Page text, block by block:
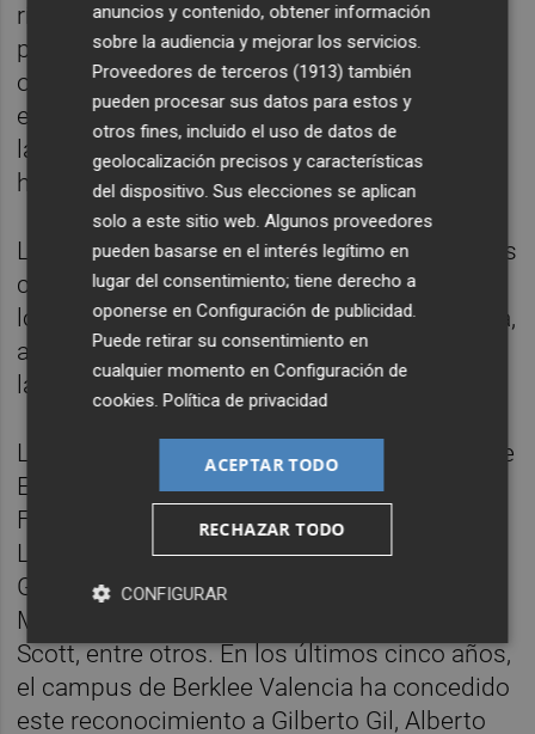
río. No es un camino fácil. Con toda
probabilidad encontraréis muchos
obstáculos y menos victorias de las que
esperáis. Pero es una vocación que merece
la pena; una vocación necesaria, y algo
hermoso a lo que dedicar vuestra vida".
Los investidos con el título de doctor honoris
causa por Berklee son reconocidos por sus
logros e influencia en el mundo de la música,
así como por sus grandes contribuciones a
la cultura estadounidense e internacional.
Los galardonados anteriores incluyen a Duke
Ellington (el primero, en 1971), Aretha
Franklin, Quincy Jones, Loretta Lynn, Juan
Luis Guerra, Annie Lennox, Paco de Lucía,
George Clinton, Rita Moreno, A. R. Rahman,
Missy Elliott, André 3000, Jacob Collier y Jill
Scott, entre otros. En los últimos cinco años,
el campus de Berklee Valencia ha concedido
este reconocimiento a Gilberto Gil, Alberto
anuncios y contenido, obtener información
sobre la audiencia y mejorar los servicios.
Proveedores de terceros (1913) también
pueden procesar sus datos para estos y
otros fines, incluido el uso de datos de
geolocalización precisos y características
del dispositivo. Sus elecciones se aplican
solo a este sitio web. Algunos proveedores
pueden basarse en el interés legítimo en
lugar del consentimiento; tiene derecho a
oponerse enConfiguración de publicidad.
Puede retirar su consentimiento en
cualquier momento enConfiguración de
cookies.Política de privacidad
ACEPTAR TODO
RECHAZAR TODO
CONFIGURAR